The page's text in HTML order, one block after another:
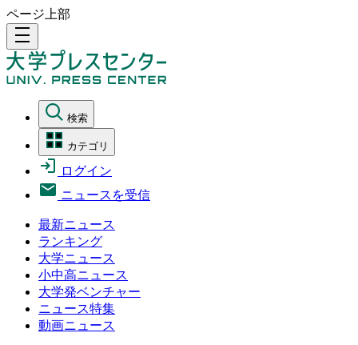
ページ上部
density_medium
検索
カテゴリ
ログイン
ニュースを受信
最新ニュース
ランキング
大学ニュース
小中高ニュース
大学発ベンチャー
ニュース特集
動画ニュース